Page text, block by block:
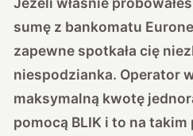
sumę z bankomatu
zapewne spotkała cię
niespodzianka. Operator
maksymalną kwotę
pomocą BLIK i to na